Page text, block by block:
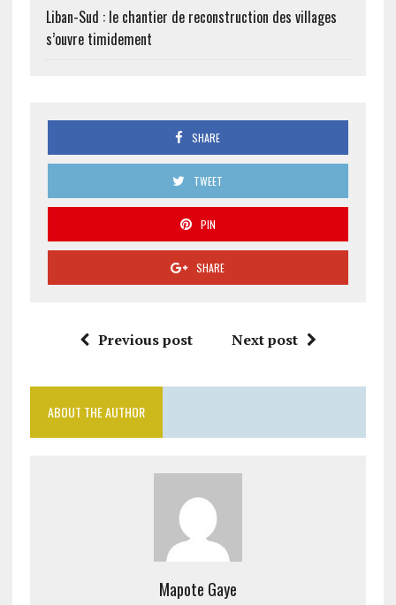
Liban-Sud : le chantier de reconstruction des villages
s’ouvre timidement
SHARE
TWEET
PIN
SHARE
Previous post Next post
ABOUT THE AUTHOR
Mapote Gaye